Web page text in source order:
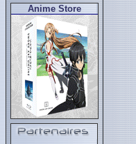
Anime Store